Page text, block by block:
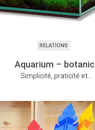
RELATIONS
Aquarium – botanic
Simplicité, praticité et…